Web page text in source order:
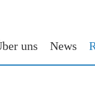
uns News